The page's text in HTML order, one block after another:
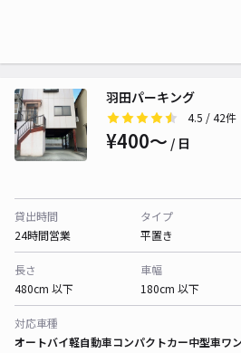
羽田パーキング
4.5 / 42件
¥400〜 / 日
貸出時間
24時間営業
タイプ
平置き
長さ
480cm 以下
車幅
180cm 以下
対応車種
オートバイ軽自動車コンパクトカー中型車ワ